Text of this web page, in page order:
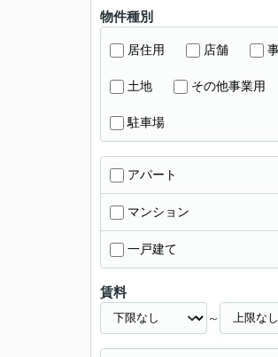
物件種別
居住用 店舗
土地 その他事業用
駐車場
アパート
マンション
一戸建て
賃料
～